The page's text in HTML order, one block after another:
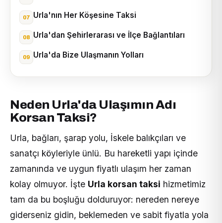
Urla'nın Her Köşesine Taksi
Urla'dan Şehirlerarası ve İlçe Bağlantıları
Urla'da Bize Ulaşmanın Yolları
Neden Urla'da Ulaşımın Adı
Korsan Taksi?
Urla, bağları, şarap yolu, İskele balıkçıları ve
sanatçı köyleriyle ünlü. Bu hareketli yapı içinde
zamanında ve uygun fiyatlı ulaşım her zaman
kolay olmuyor. İşte Urla korsan taksi hizmetimiz
tam da bu boşluğu dolduruyor: nereden nereye
giderseniz gidin, beklemeden ve sabit fiyatla yola